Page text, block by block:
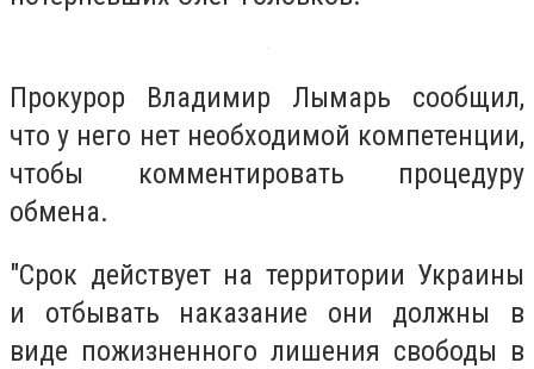
Прокурор Владимир Лымарь сообщил,
что у него нет необходимой компетенции,
чтобы комментировать процедуру
обмена.
"Срок действует на территории Украины
и отбывать наказание они должны в
виде пожизненного лишения свободы в